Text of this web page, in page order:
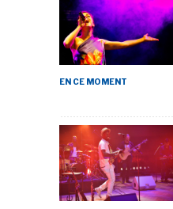
EN CE MOMENT